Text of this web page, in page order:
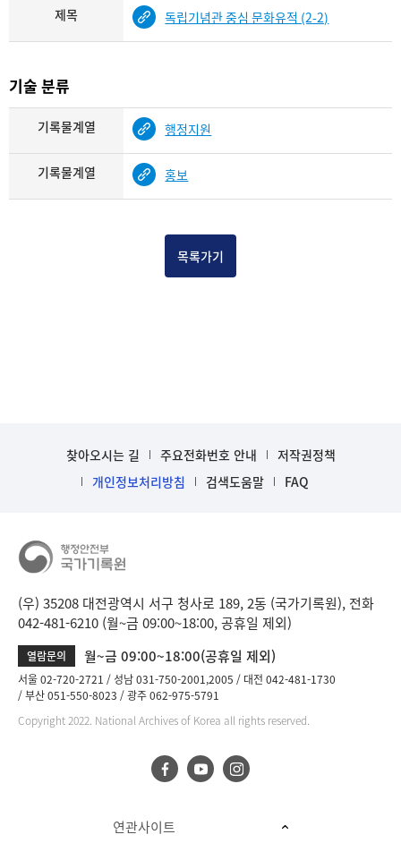
제목 독립기념관 중심 문화유적 (2-2)
기술 분류
기록물계열 행정지원
기록물계열 홍보
목록가기
찾아오시는 길 주요전화번호 안내
저작권정책
개인정보처리방침
검색도움말 FAQ
(우) 35208 대전광역시 서구 청사로 189, 2동 (국가기록원), 전화
042-481-6210 (월~금 09:00~18:00, 공휴일 제외)
열람문의 월~금 09:00~18:00(공휴일 제외)
서울 02-720-2721 성남 031-750-2001,2005
대전 042-481-1730
부산 051-550-8023
광주 062-975-5791
Copyright 2022. National Archives of Korea all rights reserved.
연관사이트